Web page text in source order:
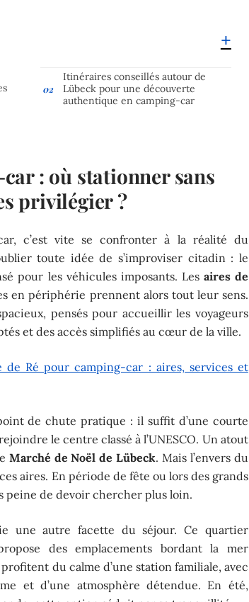
Itinéraires conseillés autour de
Lübeck pour une découverte
authentique en camping-car
: où stationner sans
privilégier ?
c’est vite se confronter à la réalité du
toute idée de s’improviser citadin : le
pour les véhicules imposants. Les aires de
en périphérie prennent alors tout leur sens.
pensés pour accueillir les voyageurs
et des accès simplifiés au cœur de la ville.
de Ré pour camping-car : aires, services et
de chute pratique : il suffit d’une courte
le centre classé à l’UNESCO. Un atout
Marché de Noël de Lübeck. Mais l’envers du
aires. En période de fête ou lors des grands
peine de devoir chercher plus loin.
une autre facette du séjour. Ce quartier
des emplacements bordant la mer
du calme d’une station familiale, avec
et d’une atmosphère détendue. En été,